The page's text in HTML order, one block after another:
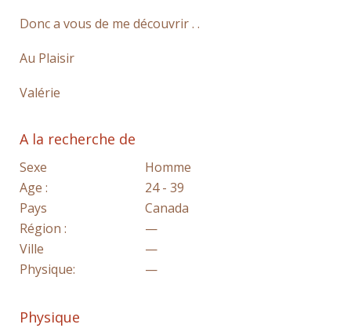
Donc a vous de me découvrir . .
Au Plaisir
Valérie
A la recherche de
Sexe
Homme
Age :
24 - 39
Pays
Canada
Région :
—
Ville
—
Physique:
—
Physique